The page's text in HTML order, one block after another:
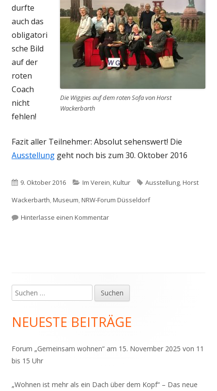
Die Wiggies auf dem roten Sofa von Horst
Wackerbarth
durfte
auch das
obligatori
sche Bild
auf der
roten
Coach
nicht
fehlen!
Fazit aller Teilnehmer: Absolut sehenswert! Die
Ausstellung geht noch bis zum 30. Oktober 2016
Veröffentlicht
am
9. Oktober 2016 Kategorien
Im Verein,Kultur Schlagwörter
Ausstellung,Horst
Wackerbarth,Museum,NRW-Forum Düsseldorf
Hinterlasse einen Kommentarzu Wiggies auf der roten Couch –
Haupt-
Seitenleiste
Suchen
nach:
NEUESTE BEITRÄGE
Forum „Gemeinsam wohnen“ am 15. November 2025 von 11
bis 15 Uhr
„Wohnen ist mehr als ein Dach über dem Kopf“ – Das neue